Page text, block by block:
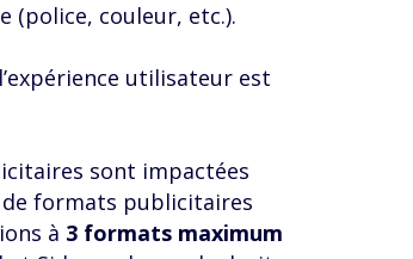
(police, couleur, etc.).
utilisateur est
sont impactées
formats publicitaires
à 3 formats maximum